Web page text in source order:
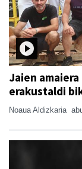
Jaien
erakustaldi
Noaua Aldizkaria